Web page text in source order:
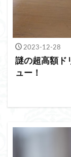
2023-12-28
謎の超高額ド
ュー！